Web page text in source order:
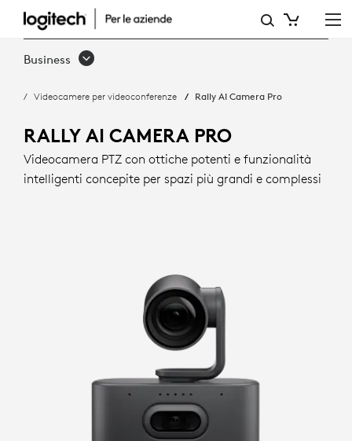
RALLY
AI
PRO
CON
INQUADRATURA
INTELLIGENTE
Business
Videocamere per videoconferenze Rally AI Camera Pro
RALLY AI CAMERA PRO
Videocamera PTZ con ottiche potenti e funzionalità
intelligenti concepite per spazi più grandi e complessi